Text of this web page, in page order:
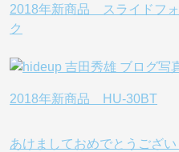
2018年新商品 スライドフ
ク
2018年新商品 HU-30BT
あけましておめでとうござい